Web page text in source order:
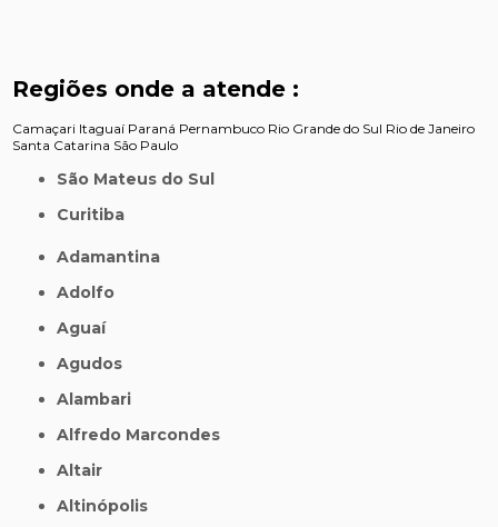
Regiões onde a atende :
Camaçari Itaguaí Paraná Pernambuco Rio Grande do Sul Rio de Janeiro
Santa Catarina São Paulo
São Mateus do Sul
Curitiba
Adamantina
Adolfo
Aguaí
Agudos
Alambari
Alfredo Marcondes
Altair
Altinópolis